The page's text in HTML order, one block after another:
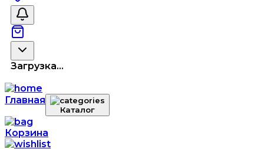
Загрузка...
Главная
Каталог
Корзина